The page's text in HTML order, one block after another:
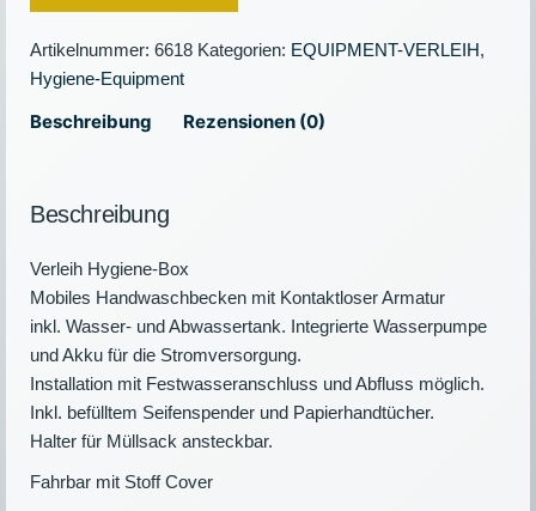
Artikelnummer: 6618 Kategorien: EQUIPMENT-VERLEIH,
Hygiene-Equipment
Beschreibung Rezensionen (0)
Beschreibung
Verleih Hygiene-Box
Mobiles Handwaschbecken mit Kontaktloser Armatur
inkl. Wasser- und Abwassertank. Integrierte Wasserpumpe
und Akku für die Stromversorgung.
Installation mit Festwasseranschluss und Abfluss möglich.
Inkl. befülltem Seifenspender und Papierhandtücher.
Halter für Müllsack ansteckbar.
Fahrbar mit Stoff Cover